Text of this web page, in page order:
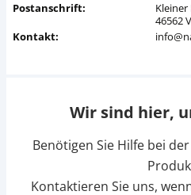
Postanschrift:
46562
Kontakt:
Wir sind hier,
Benötigen Sie Hilfe bei
Kontaktieren Sie uns,